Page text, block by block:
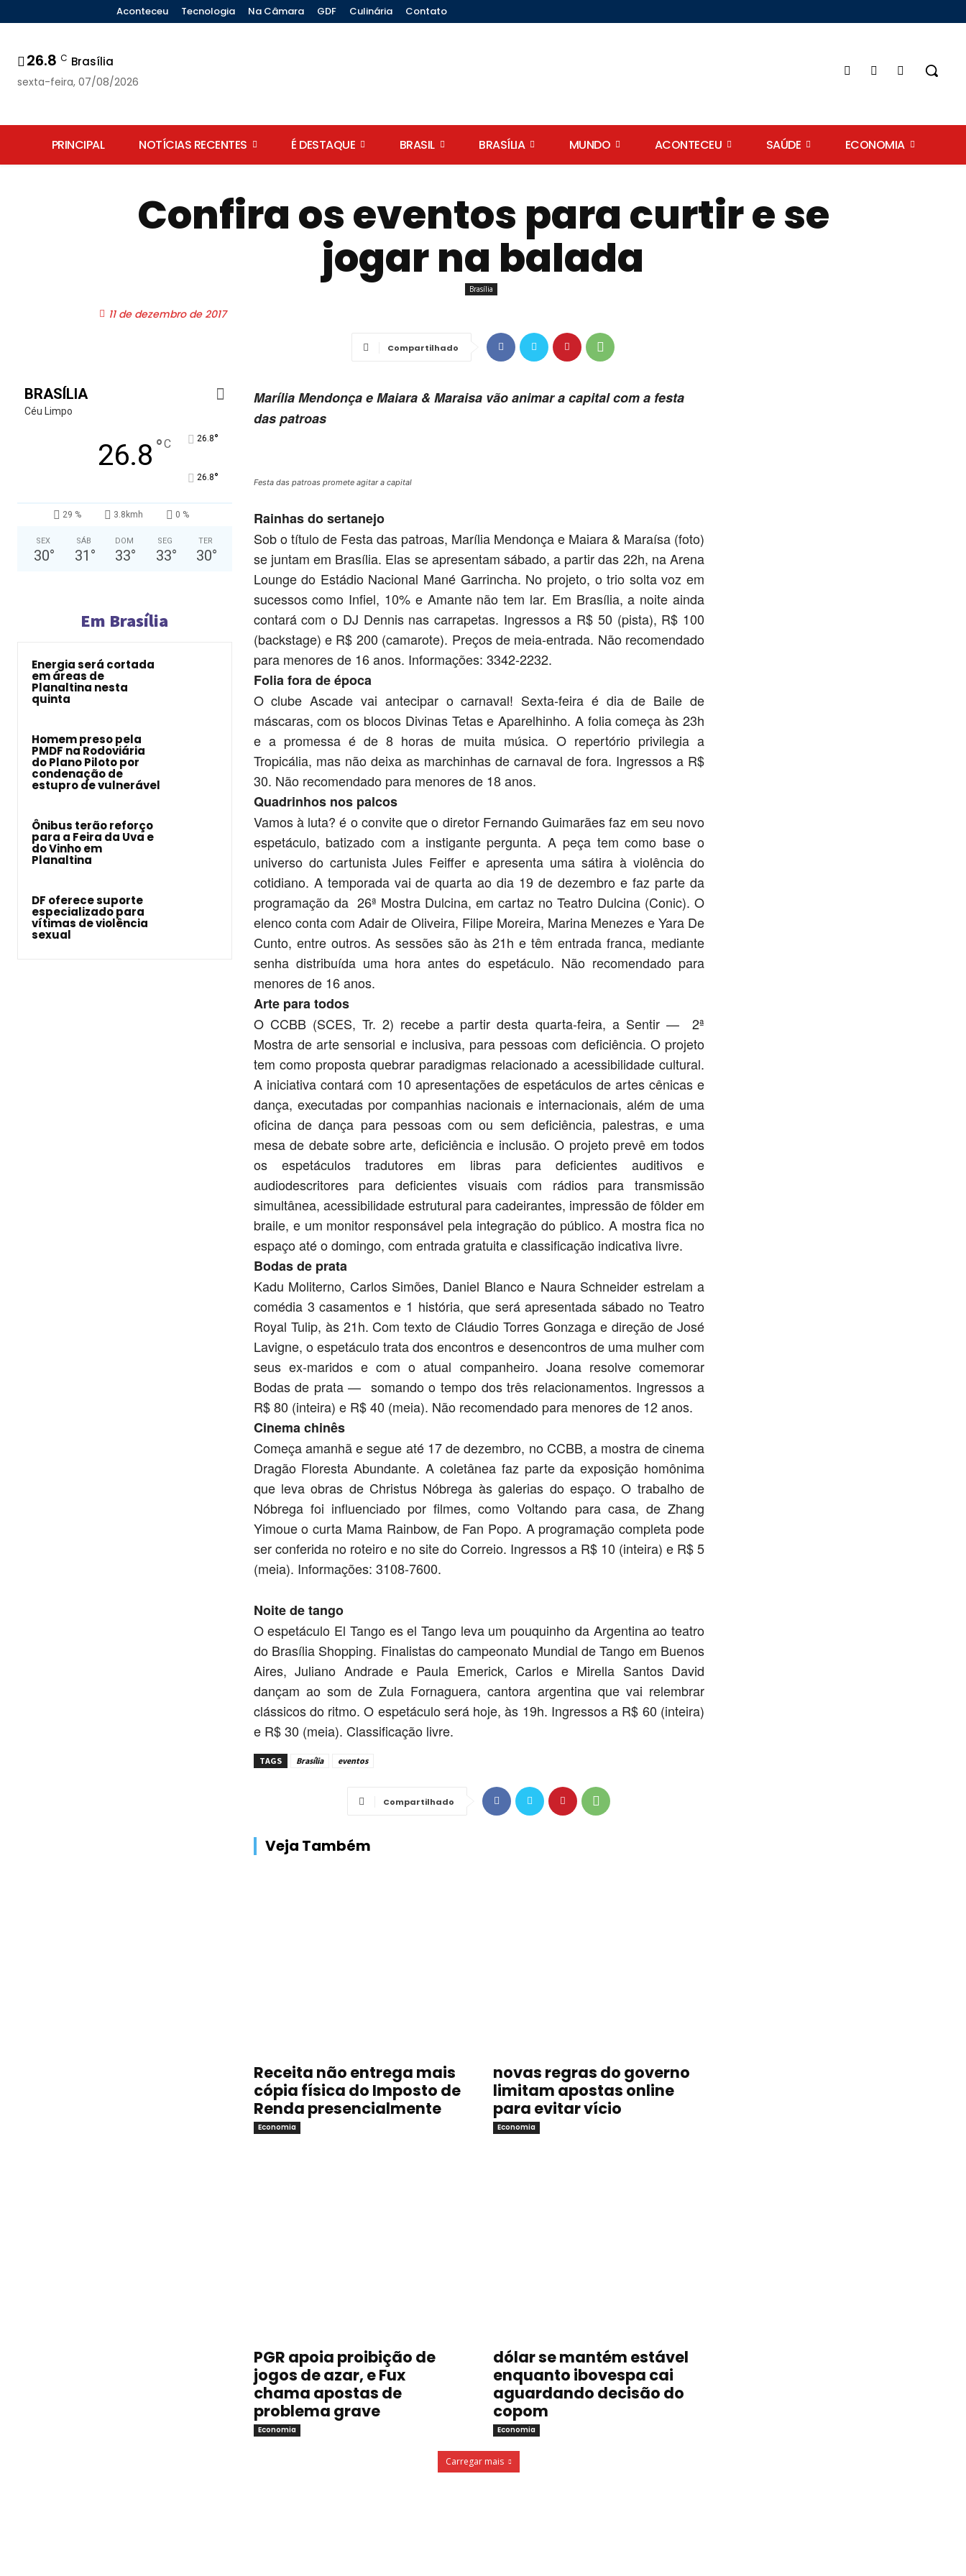
Aconteceu Tecnologia Na Câmara GDF Culinária Contato
26.8 C Brasília
sexta-feira, 07/08/2026
PRINCIPAL NOTÍCIAS RECENTES É DESTAQUE BRASIL BRASÍLIA MUNDO ACONTECEU SAÚDE ECONOMIA
Confira os eventos para curtir e se
jogar na balada
Brasília
11 de dezembro de 2017
Compartilhado
BRASÍLIA
Céu Limpo
26.8 °C 26.8°
26.8°
29 % 3.8kmh 0 %
SEX
30°
SÁB
31 °
DOM
33°
SEG
33°
TER
30°
Em Brasília
Energia será cortada
em áreas de
Planaltina nesta
quinta
Homem preso pela
PMDF na Rodoviária
do Plano Piloto por
condenação de
estupro de vulnerável
Ônibus terão reforço
para a Feira da Uva e
do Vinho em
Planaltina
DF oferece suporte
especializado para
vítimas de violência
sexual
Marília Mendonça e Maiara & Maraisa vão animar a capital com a festa
das patroas
Festa das patroas promete agitar a capital
Rainhas do sertanejo
Sob o título de Festa das patroas, Marília Mendonça e Maiara & Maraísa (foto)
se juntam em Brasília. Elas se apresentam sábado, a partir das 22h, na Arena
Lounge do Estádio Nacional Mané Garrincha. No projeto, o trio solta voz em
sucessos como Infiel, 10% e Amante não tem lar. Em Brasília, a noite ainda
contará com o DJ Dennis nas carrapetas. Ingressos a R$ 50 (pista), R$ 100
(backstage) e R$ 200 (camarote). Preços de meia-entrada. Não recomendado
para menores de 16 anos. Informações: 3342-2232.
Folia fora de época
O clube Ascade vai antecipar o carnaval! Sexta-feira é dia de Baile de
máscaras, com os blocos Divinas Tetas e Aparelhinho. A folia começa às 23h
e a promessa é de 8 horas de muita música. O repertório privilegia a
Tropicália, mas não deixa as marchinhas de carnaval de fora. Ingressos a R$
30. Não recomendado para menores de 18 anos.
Quadrinhos nos palcos
Vamos à luta? é o convite que o diretor Fernando Guimarães faz em seu novo
espetáculo, batizado com a instigante pergunta. A peça tem como base o
universo do cartunista Jules Feiffer e apresenta uma sátira à violência do
cotidiano. A temporada vai de quarta ao dia 19 de dezembro e faz parte da
programação da 26ª Mostra Dulcina, em cartaz no Teatro Dulcina (Conic). O
elenco conta com Adair de Oliveira, Filipe Moreira, Marina Menezes e Yara De
Cunto, entre outros. As sessões são às 21h e têm entrada franca, mediante
senha distribuída uma hora antes do espetáculo. Não recomendado para
menores de 16 anos.
Arte para todos
O CCBB (SCES, Tr. 2) recebe a partir desta quarta-feira, a Sentir — 2ª
Mostra de arte sensorial e inclusiva, para pessoas com deficiência. O projeto
tem como proposta quebrar paradigmas relacionado a acessibilidade cultural.
A iniciativa contará com 10 apresentações de espetáculos de artes cênicas e
dança, executadas por companhias nacionais e internacionais, além de uma
oficina de dança para pessoas com ou sem deficiência, palestras, e uma
mesa de debate sobre arte, deficiência e inclusão. O projeto prevê em todos
os espetáculos tradutores em libras para deficientes auditivos e
audiodescritores para deficientes visuais com rádios para transmissão
simultânea, acessibilidade estrutural para cadeirantes, impressão de fôlder em
braile, e um monitor responsável pela integração do público. A mostra fica no
espaço até o domingo, com entrada gratuita e classificação indicativa livre.
Bodas de prata
Kadu Moliterno, Carlos Simões, Daniel Blanco e Naura Schneider estrelam a
comédia 3 casamentos e 1 história, que será apresentada sábado no Teatro
Royal Tulip, às 21h. Com texto de Cláudio Torres Gonzaga e direção de José
Lavigne, o espetáculo trata dos encontros e desencontros de uma mulher com
seus ex-maridos e com o atual companheiro. Joana resolve comemorar
Bodas de prata — somando o tempo dos três relacionamentos. Ingressos a
R$ 80 (inteira) e R$ 40 (meia). Não recomendado para menores de 12 anos.
Cinema chinês
Começa amanhã e segue até 17 de dezembro, no CCBB, a mostra de cinema
Dragão Floresta Abundante. A coletânea faz parte da exposição homônima
que leva obras de Christus Nóbrega às galerias do espaço. O trabalho de
Nóbrega foi influenciado por filmes, como Voltando para casa, de Zhang
Yimoue o curta Mama Rainbow, de Fan Popo. A programação completa pode
ser conferida no roteiro e no site do Correio. Ingressos a R$ 10 (inteira) e R$ 5
(meia). Informações: 3108-7600.
Noite de tango
O espetáculo El Tango es el Tango leva um pouquinho da Argentina ao teatro
do Brasília Shopping. Finalistas do campeonato Mundial de Tango em Buenos
Aires, Juliano Andrade e Paula Emerick, Carlos e Mirella Santos David
dançam ao som de Zula Fornaguera, cantora argentina que vai relembrar
clássicos do ritmo. O espetáculo será hoje, às 19h. Ingressos a R$ 60 (inteira)
e R$ 30 (meia). Classificação livre.
TAGS Brasília eventos
Compartilhado
Veja Também
Receita não entrega mais
cópia física do Imposto de
Renda presencialmente
Economia
novas regras do governo
limitam apostas online
para evitar vício
Economia
PGR apoia proibição de
jogos de azar, e Fux
chama apostas de
problema grave
Economia
dólar se mantém estável
enquanto ibovespa cai
aguardando decisão do
copom
Economia
Carregar mais